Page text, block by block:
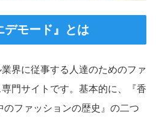
デモード』とは
界に従事する人達のためのファ
門サイトです。基本的に、『香
のファッションの歴史』の二つ